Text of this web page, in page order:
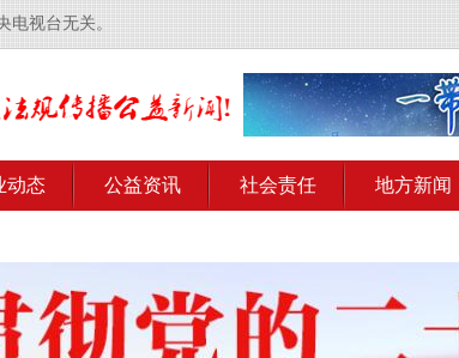
电视台无关。
动态 公益资讯 社会责任 地方新闻